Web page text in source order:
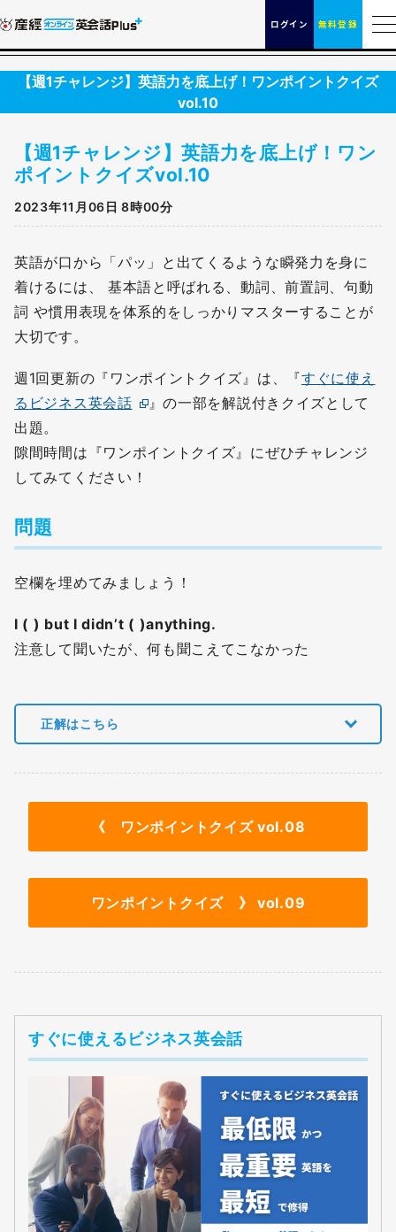
ログイン 無料登録
【週1チャレンジ】英語力を底上げ！ワンポイントクイズ
vol.10
【週1チャレンジ】英語力を底上げ！ワン
ポイントクイズvol.10
2023年11月06日 8時00分
英語が口から「パッ」と出てくるような瞬発力を身に
着けるには、 基本語と呼ばれる、動詞、前置詞、句動
詞 や慣用表現を体系的をしっかりマスターすることが
大切です。
週1回更新の『ワンポイントクイズ』は、『すぐに使え
るビジネス英会話
』の一部を解説付きクイズとして
出題。
隙間時間は『ワンポイントクイズ』にぜひチャレンジ
してみてください！
問題
空欄を埋めてみましょう！
I ( ) but I didn’t ( )anything.
注意して聞いたが、何も聞こえてこなかった
正解はこちら
《 ワンポイントクイズ vol.08
ワンポイントクイズ 》 vol.09
すぐに使えるビジネス英会話